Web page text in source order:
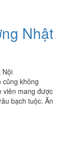
Nhật
Nội
cũng không
viên mang được
bạch tuộc. Ăn